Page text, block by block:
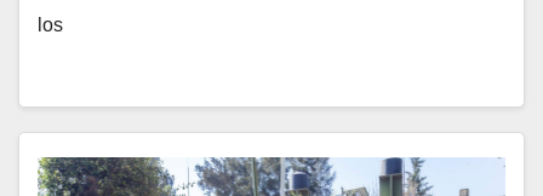
los